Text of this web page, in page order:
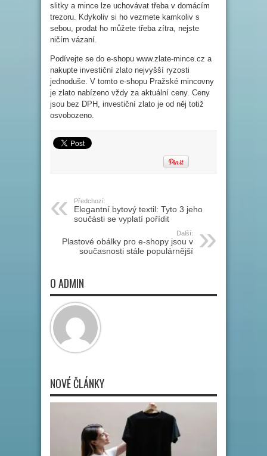
slitky a mince lze uchovávat třeba v domácím
trezoru. Kdykoliv si ho vezmete kamkoliv s
sebou, prodat ho můžete třeba zítra, nejste
ničím vázaní.
Podívejte se do e-shopu www.zlate-mince.cz a
nakupte investiční zlato nejvyšší ryzosti
jednoduše. V tomto e-shopu Pražské mincovny
je zlato nabízeno vždy za aktuální ceny. Ceny
jsou bez DPH, investiční zlato je od něj totiž
osvobozeno.
Předchozí:
Elegantní bytový textil: Tyto 3 jeho
součásti se vyplatí pořídit
Další:
Plastové obálky pro e-shopy jsou v
současnosti stále populárnější
O ADMIN
NOVÉ ČLÁNKY